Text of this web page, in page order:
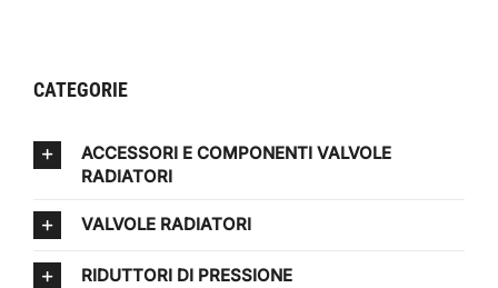
CATEGORIE
ACCESSORI E COMPONENTI VALVOLE
RADIATORI
VALVOLE RADIATORI
RIDUTTORI DI PRESSIONE